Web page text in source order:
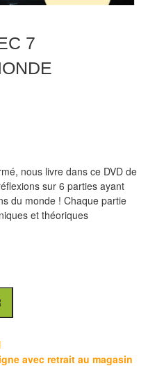
7
nous livre dans ce DVD de
sur 6 parties ayant
du monde ! Chaque partie
et théoriques
avec retrait au magasin